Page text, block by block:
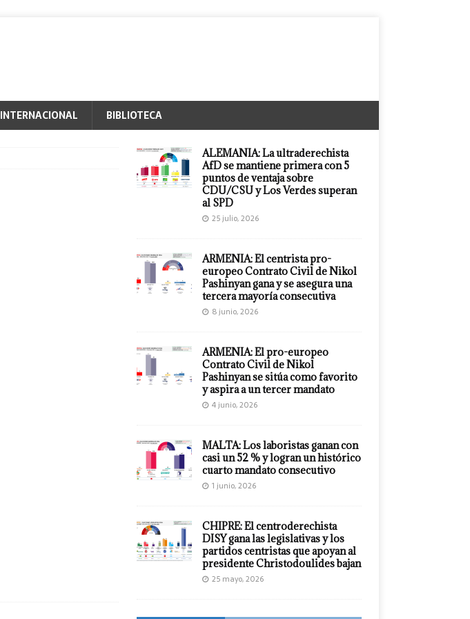
INTERNACIONAL BIBLIOTECA
ALEMANIA: La ultraderechista
AfD se mantiene primera con 5
puntos de ventaja sobre
CDU/CSU y Los Verdes superan
al SPD
25 julio, 2026
ARMENIA: El centrista pro-
europeo Contrato Civil de Nikol
Pashinyan gana y se asegura una
tercera mayoría consecutiva
8 junio, 2026
ARMENIA: El pro-europeo
Contrato Civil de Nikol
Pashinyan se sitúa como favorito
y aspira a un tercer mandato
4 junio, 2026
MALTA: Los laboristas ganan con
casi un 52 % y logran un histórico
cuarto mandato consecutivo
1 junio, 2026
CHIPRE: El centroderechista
DISY gana las legislativas y los
partidos centristas que apoyan al
presidente Christodoulides bajan
25 mayo, 2026